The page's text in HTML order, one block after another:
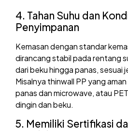
4. Tahan Suhu dan
Penyimpanan
Kemasan dengan standar
dirancang stabil pada rentang
dari beku hingga panas, sesuai
Misalnya thinwall PP yang
panas dan microwave, atau
dingin dan beku.
5. Memiliki Sertifikasi